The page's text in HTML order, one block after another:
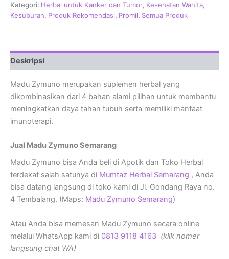
Kategori: Herbal untuk Kanker dan Tumor, Kesehatan Wanita,
Kesuburan, Produk Rekomendasi, Promil, Semua Produk
Deskripsi
Madu Zymuno merupakan suplemen herbal yang
dikombinasikan dari 4 bahan alami pilihan untuk membantu
meningkatkan daya tahan tubuh serta memiliki manfaat
imunoterapi.
Jual Madu Zymuno Semarang
Madu Zymuno bisa Anda beli di Apotik dan Toko Herbal
terdekat salah satunya di Mumtaz Herbal Semarang , Anda
bisa datang langsung di toko kami di Jl. Gondang Raya no.
4 Tembalang. (Maps: Madu Zymuno Semarang)
Atau Anda bisa memesan Madu Zymuno secara online
melalui WhatsApp kami di 0813 9118 4163 (klik nomer
langsung chat WA)